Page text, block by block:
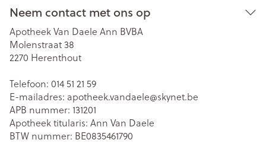
Neem contact met ons op
Apotheek Van Daele Ann BVBA
Molenstraat 38
2270 Herenthout
Telefoon: 014 51 21 59
E-mailadres: apotheek.vandaele@skynet.be
APB nummer: 131201
Apotheek titularis: Ann Van Daele
BTW nummer: BE0835461790